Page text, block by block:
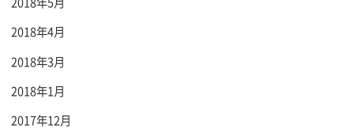
2018年4月
2018年3月
2018年1月
2017年12月